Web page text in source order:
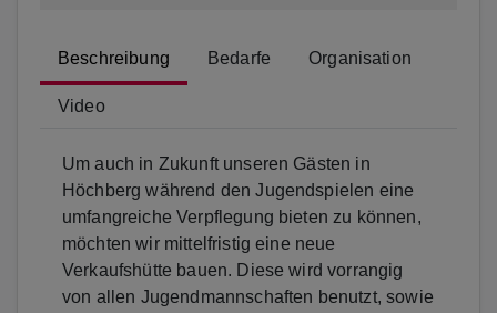
Beschreibung Bedarfe Organisation
Video
Um auch in Zukunft unseren Gästen in
Höchberg während den Jugendspielen eine
umfangreiche Verpflegung bieten zu können,
möchten wir mittelfristig eine neue
Verkaufshütte bauen. Diese wird vorrangig
von allen Jugendmannschaften benutzt, sowie